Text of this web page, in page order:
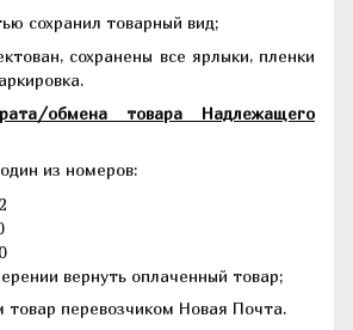
сохранил товарный вид;
сохранены все ярлыки, пленки
обмена товара Надлежащего
из номеров:
вернуть оплаченный товар;
товар перевозчиком Новая Почта.